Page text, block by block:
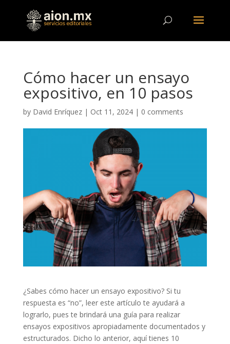
Cómo hacer un ensayo
expositivo, en 10 pasos
by David Enríquez| Oct 11, 2024| 0 comments
¿Sabes cómo hacer un ensayo expositivo? Si tu
respuesta es “no”, leer este artículo te ayudará a
lograrlo, pues te brindará una guía para realizar
ensayos expositivos apropiadamente documentados y
estructurados. Dicho lo anterior, aquí tienes 10